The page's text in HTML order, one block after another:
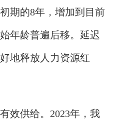
期的8年，增加到目前
年龄普遍后移。延迟
地释放人力资源红
效供给。2023年，我